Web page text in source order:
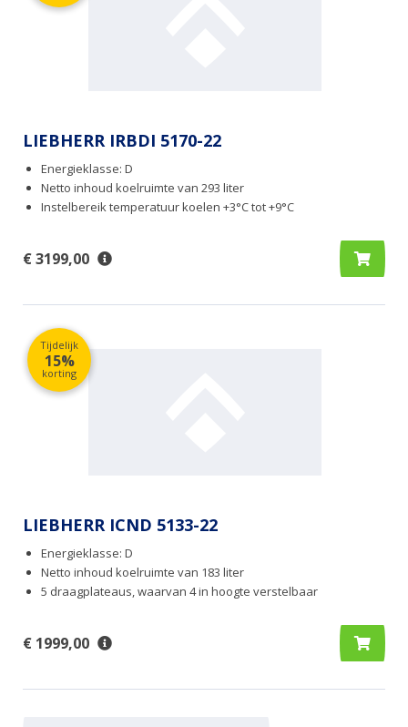
LIEBHERR IRBDI 5170-22
Energieklasse: D
Netto inhoud koelruimte van 293 liter
Instelbereik temperatuur koelen +3°C tot +9°C
€ 3199,00
Tijdelijk
15%
korting
LIEBHERR ICND 5133-22
Energieklasse: D
Netto inhoud koelruimte van 183 liter
5 draagplateaus, waarvan 4 in hoogte verstelbaar
€ 1999,00